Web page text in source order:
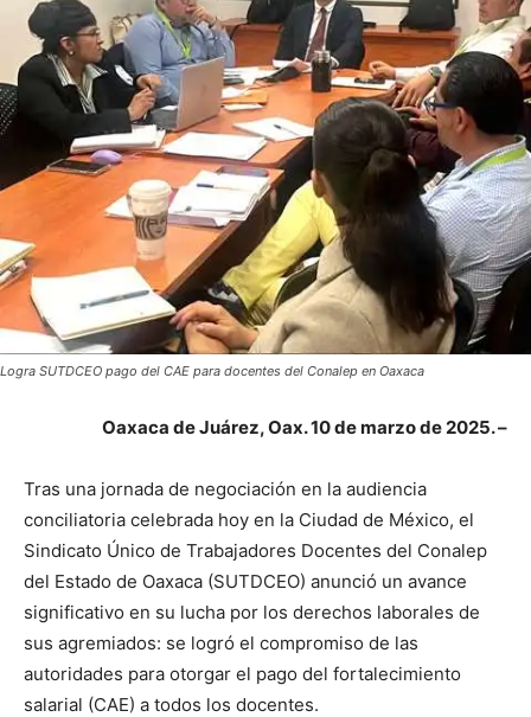
Logra SUTDCEO pago del CAE para docentes del Conalep en Oaxaca
Oaxaca de Juárez, Oax. 10 de marzo de 2025. –
Tras una jornada de negociación en la audiencia
conciliatoria celebrada hoy en la Ciudad de México, el
Sindicato Único de Trabajadores Docentes del Conalep
del Estado de Oaxaca (SUTDCEO) anunció un avance
significativo en su lucha por los derechos laborales de
sus agremiados: se logró el compromiso de las
autoridades para otorgar el pago del fortalecimiento
salarial (CAE) a todos los docentes.